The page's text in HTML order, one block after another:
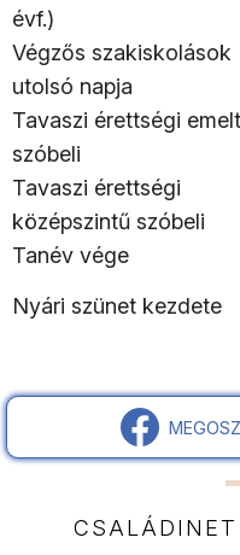
évf.)
Végzős szakiskolások
utolsó napja
Tavaszi érettségi emelt
szóbeli
Tavaszi érettségi
középszintű szóbeli
Tanév vége
Nyári szünet kezdete